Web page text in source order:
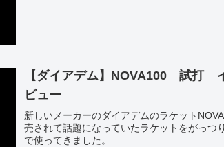
【ダイアデム】NOVA100 試
ビュー
新しいメーカーのダイアデムのラケット
売されて話題になっていたラケットをがっつ
で使ってきました。